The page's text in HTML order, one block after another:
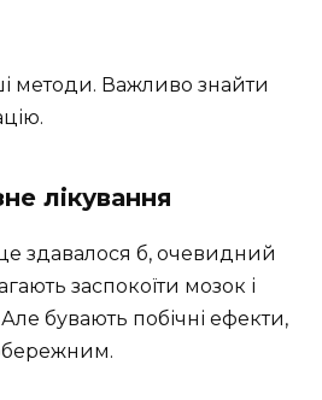
методи. Важливо знайти
лікування
здавалося б, очевидний
заспокоїти мозок і
бувають побічні ефекти,